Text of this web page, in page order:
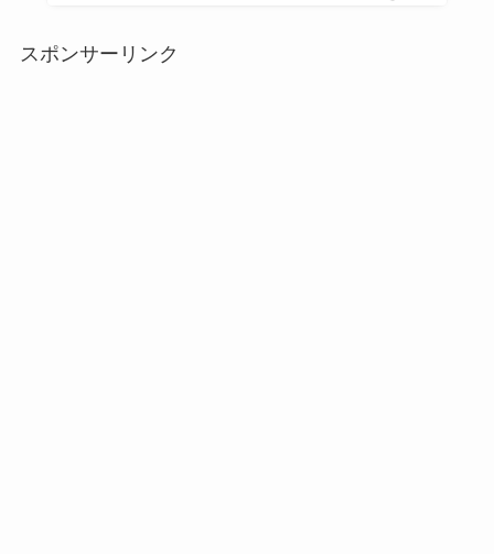
スポンサーリンク